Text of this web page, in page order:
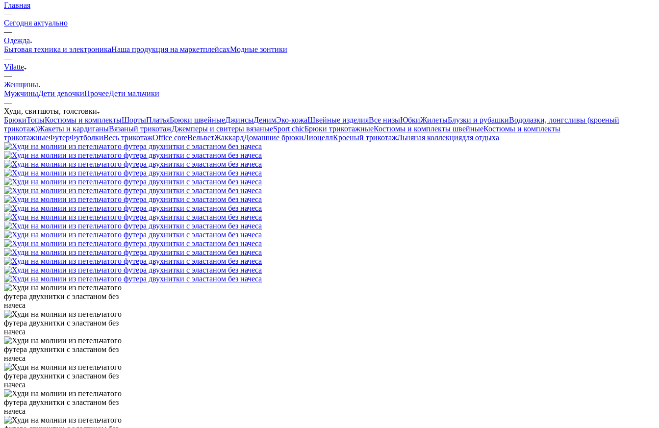
Главная
—
Сегодня актуально
—
Одежда
Бытовая техника и электроникаНаша продукция на маркетплейсахМодные зонтики
—
Vilatte
—
Женщины
МужчиныДети девочкиПрочееДети мальчики
—
Худи, свитшоты, толстовки
БрюкиТопыКостюмы и комплектыШортыПлатьяБрюки швейныеДжинсыДенимЭко-кожаШвейные изделияВсе низыЮбкиЖилетыБлузки и рубашкиВодолазки, лонгсливы (кроеный
трикотаж)Жакеты и кардиганыВязаный трикотажДжемперы и свитеры вязаныеSport chicБрюки трикотажныеКостюмы и комплекты швейныеКостюмы и комплекты
трикотажныеФутерФутболкиВесь трикотажOffice coreВельветЖаккардДомашние брюкиЛиоцеллКроеный трикотажЛьняная коллекциядля отдыха